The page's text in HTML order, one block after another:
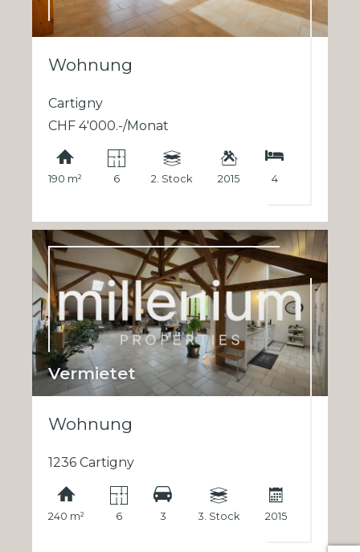
Wohnung
Cartigny
CHF 4'000.-/Monat
190 m² 6 2. Stock 2015 4
Vermietet
Wohnung
1236 Cartigny
240 m² 6 3 3. Stock 2015